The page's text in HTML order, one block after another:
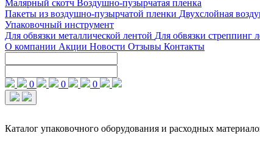
Малярный скотч Воздушно-пузырчатая пленка
Пакеты из воздушно-пузырчатой пленки Двухслойная
Упаковочный инструмент
Для обвязки металлической лентой Для обвязки стреппинг
О компании Акции Новости Отзывы Контакты
0 0 0
Каталог упаковочного оборудования и расходных